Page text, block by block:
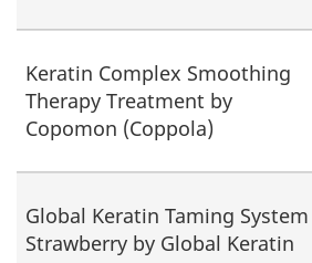
Keratin Complex Smoothing
Therapy Treatment by
Copomon (Coppola)
Global Keratin Taming System
Strawberry by Global Keratin